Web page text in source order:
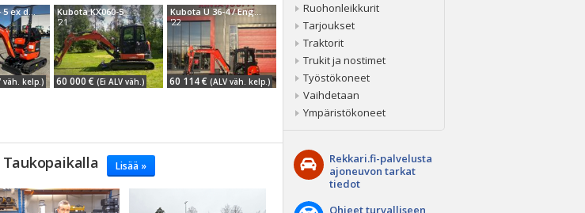
Kubota U 10 - 5 ex demo 20h ajettu kallistajalla
väh. kelp.)
Kubota KX060-5
'21
60 000 € (Ei ALV väh.)
Kubota U 36-4 / Engcon, 3 kauhaa, Rasvari
'22
60 114 € (ALV väh. kelp.)
Lisää »
Ruohonleikkurit
Tarjoukset
Traktorit
Trukit ja nostimet
Työstökoneet
Vaihdetaan
Ympäristökoneet
Rekkari.fi-palvelusta
ajoneuvon tarkat
tiedot
Ohjeet turvalliseen